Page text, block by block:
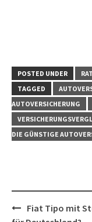
POSTED UNDER
TAGGED
AUTOVERSICHERUNG
DIE GÜNSTIGE
PostFiat Tipo mit